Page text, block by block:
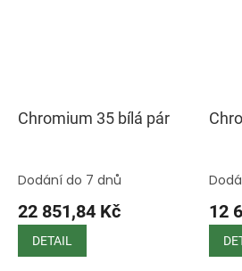
Chromium 35 bílá pár
Dodání do 7 dnů
22 851,84 Kč
DETAIL
12